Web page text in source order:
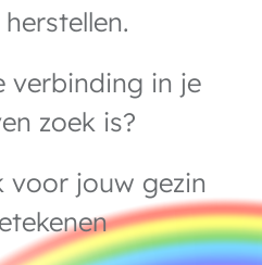
verbinding in je
zoek is?
voor jouw gezin